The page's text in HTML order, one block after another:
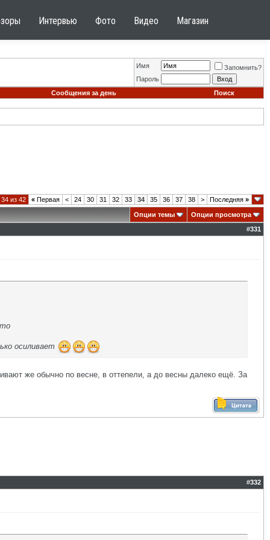
Интервью Фото Видео Магазин
Имя
Запомнить?
Пароль
Сообщения за день Поиск
из 42 « Первая < 24 30 31 32 33 34 35 36 37 38 > Последняя »
Опции темы
Опции просмотра
#331
то
осиливает
же обычно по весне, в оттепели, а до весны далеко ещё. За
#332